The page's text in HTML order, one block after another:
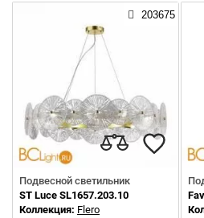
203675
Подвесной светильник
ST Luce SL1657.203.10
Коллекция: Flero